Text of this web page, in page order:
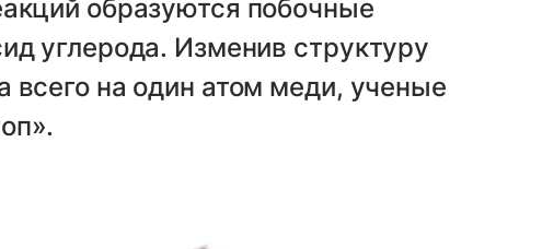
образуются побочные
углерода. Изменив структуру
всего на один атом меди, ученые